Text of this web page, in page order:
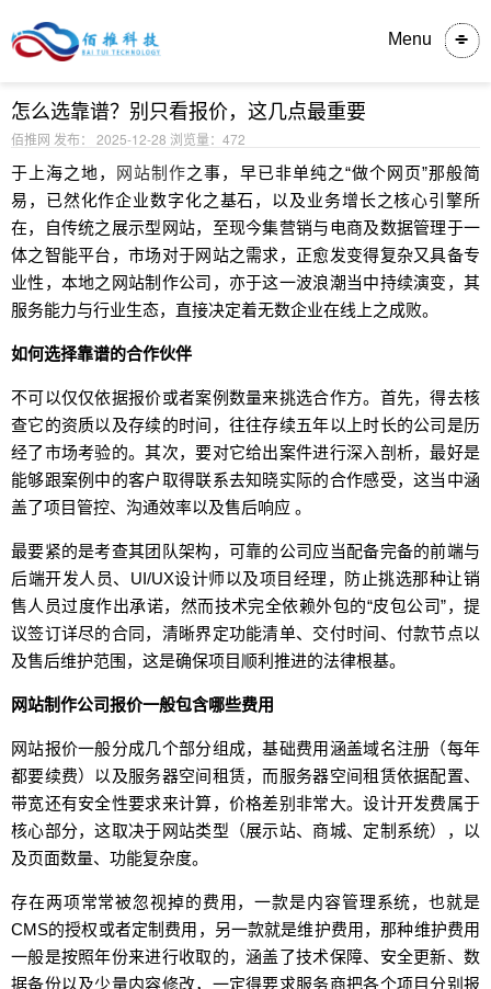
Menu
怎么选靠谱？别只看报价，这几点最重要
佰推网 发布： 2025-12-28 浏览量：472
于上海之地，
网站制作之事，早已非单纯之“做个网页”那般简
易，已然化作企业数字化之基石，以及业务增长之核心引擎所
在，自传统之展示型网站，至现今集营销与电商及数据管理于一
体之智能平台，市场对于网站之需求，正愈发变得复杂又具备专
业性，本地之网站制作公司，亦于这一波浪潮当中持续演变，其
服务能力与行业生态，直接决定着无数企业在线上之成败。
如何选择靠谱的合作伙伴
不可以仅仅依据报价或者案例数量来挑选合作方。首先，得去核
查它的资质以及存续的时间，往往存续五年以上时长的公司是历
经了市场考验的。其次，要对它给出案件进行深入剖析，最好是
能够跟案例中的客户取得联系去知晓实际的合作感受，这当中涵
盖了项目管控、沟通效率以及售后响应 。
最要紧的是考查其团队架构，可靠的公司应当配备完备的前端与
后端开发人员、UI/UX设计师以及项目经理，防止挑选那种让销
售人员过度作出承诺，然而技术完全依赖外包的“皮包公司”，提
议签订详尽的合同，清晰界定功能清单、交付时间、付款节点以
及售后维护范围，这是确保项目顺利推进的法律根基。
网站制作公司报价一般包含哪些费用
网站报价一般分成几个部分组成，基础费用涵盖域名注册（每年
都要续费）以及服务器空间租赁，而服务器空间租赁依据配置、
带宽还有安全性要求来计算，价格差别非常大。设计开发费属于
核心部分，这取决于网站类型（展示站、商城、定制系统），以
及页面数量、功能复杂度。
存在两项常常被忽视掉的费用，一款是内容管理系统，也就是
CMS的授权或者定制费用，另一款就是维护费用，那种维护费用
一般是按照年份来进行收取的，涵盖了技术保障、安全更新、数
据备份以及少量内容修改，一定得要求服务商把各个项目分别报